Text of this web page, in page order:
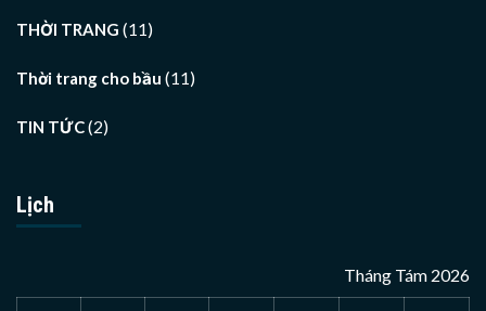
THỜI TRANG (11)
Thời trang cho bầu (11)
TIN TỨC(2)
Lịch
Tháng Tám 2026